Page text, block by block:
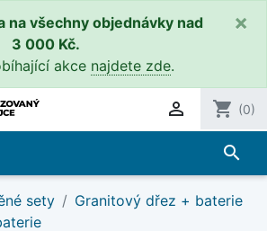
na všechny objednávky nad
3 000 Kč.
akce najdete zde.
×
 shopping_cart (0)
search
sety
Granitový dřez + baterie